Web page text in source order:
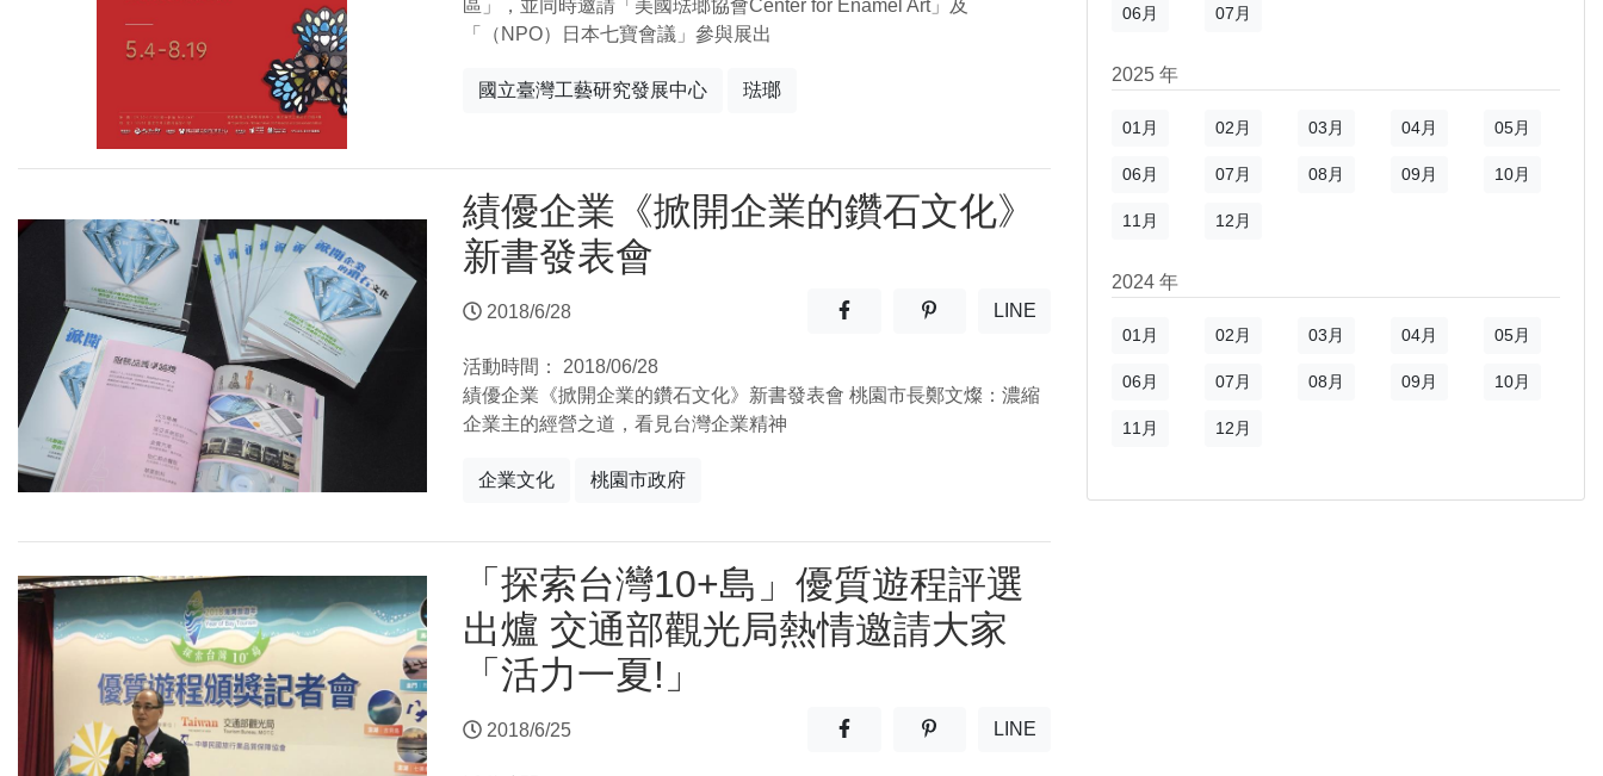
區」，並同時邀請「美國琺瑯協會Center for Enamel Art」及
「（NPO）日本七寶會議」參與展出
國立臺灣工藝研究發展中心 琺瑯
績優企業《掀開企業的鑽石文化》
新書發表會
2018/6/28 分享至facebook(另開新視窗)
分享至噗浪(另開新視窗)
LINE
活動時間：
2018/06/28
績優企業《掀開企業的鑽石文化》新書發表會 桃園市長鄭文燦：濃縮
企業主的經營之道，看見台灣企業精神
企業文化 桃園市政府
「探索台灣10+島」優質遊程評選
出爐 交通部觀光局熱情邀請大家
「活力一夏!」
2018/6/25 分享至facebook(另開新視窗)
分享至噗浪(另開新視窗)
LINE
06月 07月
2025 年
01月 02月 03月 04月 05月
06月 07月 08月 09月 10月
11月 12月
2024 年
01月 02月 03月 04月 05月
06月 07月 08月 09月 10月
11月 12月